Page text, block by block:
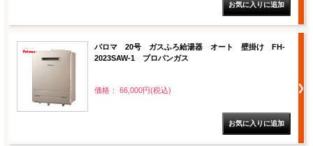
パロマ 20号 ガスふろ給湯器 オート 壁掛け FH-
2023SAW-1 プロパンガス
価格： 66,000円(税込)